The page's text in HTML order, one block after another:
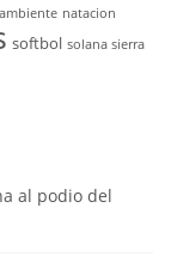
natacion
softbol solana sierra
al podio del